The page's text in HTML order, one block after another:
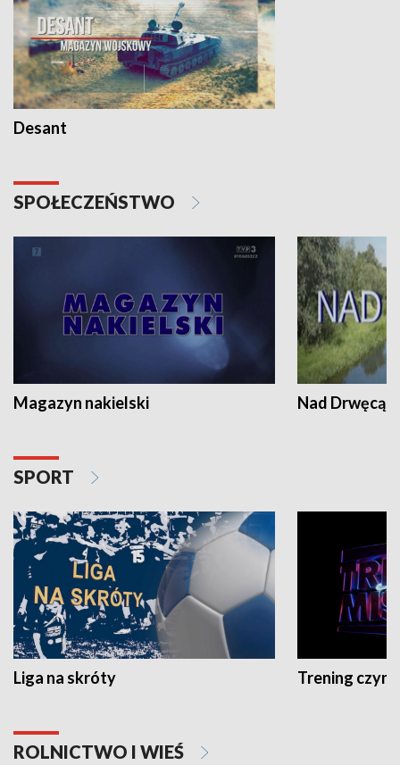
Desant
SPOŁECZEŃSTWO
Magazyn nakielski Nad Drwęcą
SPORT
Liga na skróty Trening czyni
ROLNICTWO I WIEŚ